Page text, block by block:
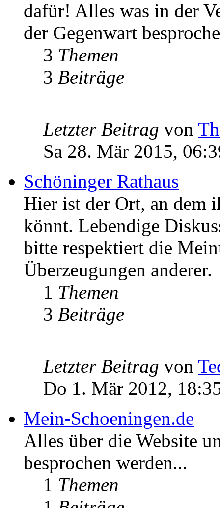
dafür! Alles was in der
der Gegenwart
3 Themen
3 Beiträge
Letzter Beitrag von
Sa 28. Mär 2015,
Schöninger Rathaus
Hier ist der Ort, an dem
könnt. Lebendige
bitte respektiert die
Überzeugungen anderer.
1 Themen
3 Beiträge
Letzter Beitrag von
Do 1. Mär 2012,
Mein-Schoeningen.de
Alles über die Website
besprochen werden...
1 Themen